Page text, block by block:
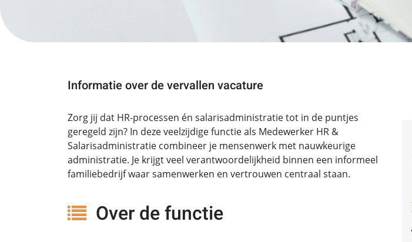
Informatie over de vervallen vacature
Zorg jij dat HR-processen én salarisadministratie tot in de puntjes
geregeld zijn? In deze veelzijdige functie als Medewerker HR &
Salarisadministratie combineer je mensenwerk met nauwkeurige
administratie. Je krijgt veel verantwoordelijkheid binnen een informeel
familiebedrijf waar samenwerken en vertrouwen centraal staan.
Over de functie